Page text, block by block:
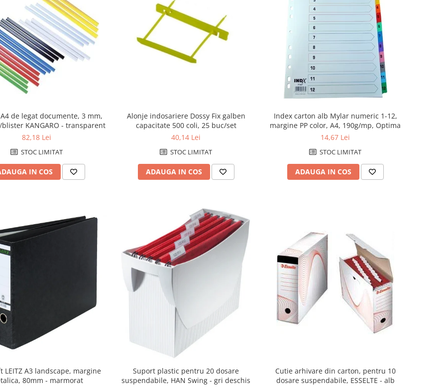
de legat documente, 3 mm,
blister KANGARO - transparent
82,18 Lei
STOC LIMITAT
IN COS
Alonje indosariere Dossy Fix galben
capacitate 500 coli, 25 buc/set
40,14 Lei
STOC LIMITAT
ADAUGA IN COS
Index carton alb Mylar numeric 1-12,
margine PP color, A4, 190g/mp, Optima
14,67 Lei
STOC LIMITAT
ADAUGA IN COS
LEITZ A3 landscape, margine
80mm - marmorat
Suport plastic pentru 20 dosare
suspendabile, HAN Swing - gri deschis
Cutie arhivare din carton, pentru 10
dosare suspendabile, ESSELTE - alb